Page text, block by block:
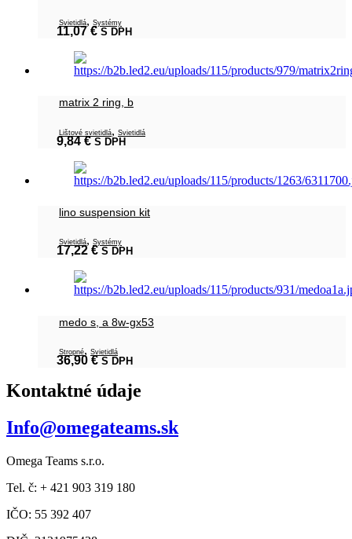
Svietidlá, Systémy
11,07€ S DPH
matrix 2 ring, b
Lištové svietidlá, Svietidlá
9,84€ S DPH
lino suspension kit
Svietidlá, Systémy
17,22 € S DPH
medo s, a 8w-gx53
Stropné, Svietidlá
36,90€ S DPH
Kontaktné údaje
Info@omegateams.sk
Omega Teams s.r.o.
Tel. č: + 421 903 319 180
IČO: 55 392 407